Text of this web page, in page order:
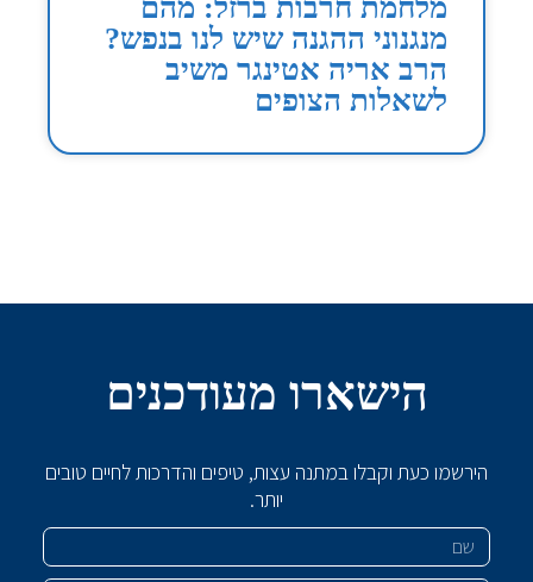
מלחמת חרבות ברזל: מהם
מנגנוני ההגנה שיש לנו בנפש?
הרב אריה אטינגר משיב
לשאלות הצופים
הישארו מעודכנים
הירשמו כעת וקבלו במתנה עצות, טיפים והדרכות לחיים טובים
יותר.
שם